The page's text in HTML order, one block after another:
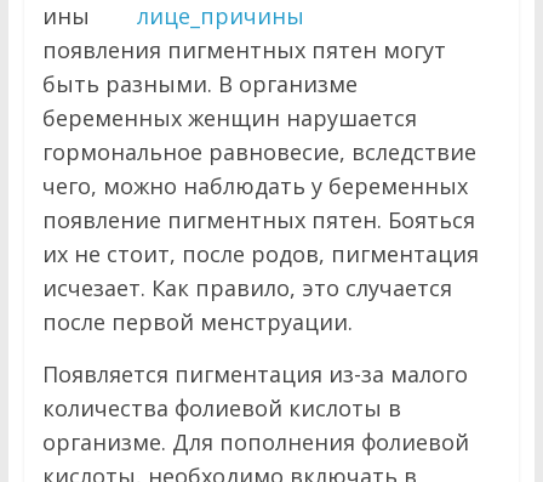
ины
появления пигментных пятен могут
быть разными. В организме
беременных женщин нарушается
гормональное равновесие, вследствие
чего, можно наблюдать у беременных
появление пигментных пятен. Бояться
их не стоит, после родов, пигментация
исчезает. Как правило, это случается
после первой менструации.
Появляется пигментация из-за малого
количества фолиевой кислоты в
организме. Для пополнения фолиевой
кислоты, необходимо включать в